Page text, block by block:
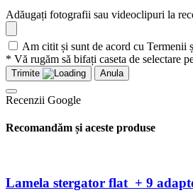
Adăugați fotografii sau videoclipuri la
Am citit și sunt de acord cu Termenii
* Vă rugăm să bifați caseta de selectare
Trimite Anula
Recenzii Google
Recomandăm și aceste produse
Lamela stergator flat + 9